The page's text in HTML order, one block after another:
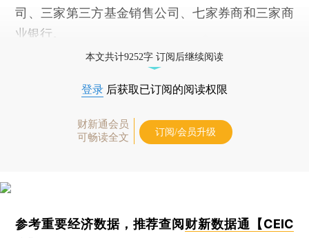
司、三家第三方基金销售公司、七家券商和三家商
业银行。
本文共计9252字 订阅后继续阅读
登录 后获取已订阅的阅读权限
财新通会员
可畅读全文
订阅/会员升级
参考重要经济数据，推荐查阅财新数据通【CEIC